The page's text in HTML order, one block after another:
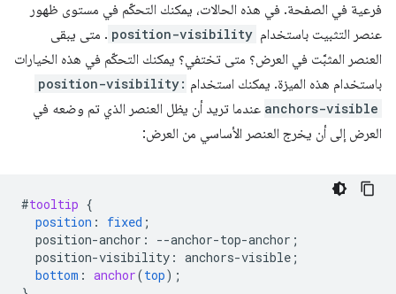
فرعية في الصفحة. في هذه الحالات، يمكنك التحكّم في مستوى ظهور
عنصر التثبيت باستخدام position-visibility . متى يبقى
العنصر المثبَّت في العرض؟ متى تختفي؟ يمكنك التحكّم في هذه الخيارات
باستخدام هذه الميزة. يمكنك استخدام position-visibility:
anchors-visible عندما تريد أن يظل العنصر الذي تم وضعه في
العرض إلى أن يخرج العنصر الأساسي من العرض:
#tooltip {
position : fixed ;
position-anchor : --anchor-top-anchor ;
position-visibility : anchors-visible ;
bottom : anchor(top);